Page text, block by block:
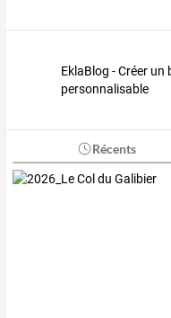
EklaBlog - Créer
personnalisable
Récents